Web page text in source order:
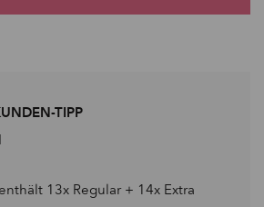
TIPP
13x Regular + 14x Extra